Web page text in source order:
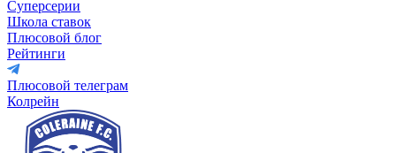
Суперсерии
Школа ставок
Плюсовой блог
Рейтинги
Плюсовой телеграм
Колрейн